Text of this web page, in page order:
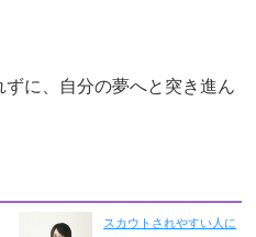
に、自分の夢へと突き進ん
スカウトされやすい人に